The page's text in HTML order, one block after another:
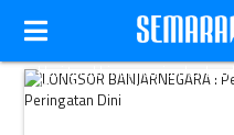
Hari terakhir pencarian
(21/12/2014). (JIBI/Solopos/